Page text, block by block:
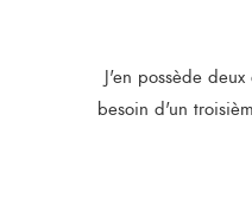
J'en possède
besoin d'un